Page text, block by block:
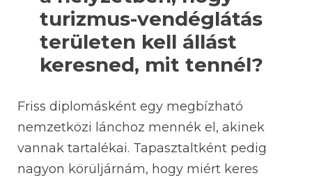
turizmus-vendéglátás
területen kell állást
keresned, mit tennél?
Friss diplomásként egy megbízható
nemzetközi lánchoz mennék el, akinek
vannak tartalékai. Tapasztaltként pedig
nagyon körüljárnám, hogy miért keres